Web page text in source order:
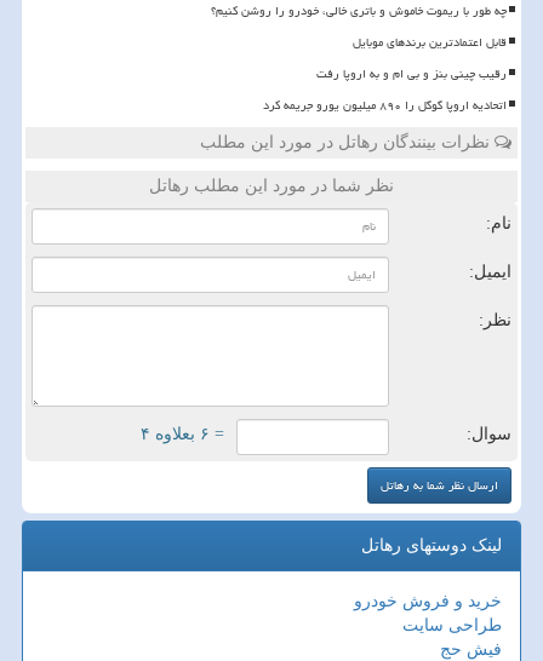
چه طور با ریموت خاموش و باتری خالی، خودرو را روشن کنیم؟
قابل اعتمادترین برندهای موبایل
رقیب چینی بنز و بی ام و به اروپا رفت
اتحادیه اروپا گوگل را ۸۹۰ میلیون یورو جریمه کرد
نظرات بینندگان رهاتل در مورد این مطلب
نظر شما در مورد این مطلب رهاتل
نام:
ایمیل:
نظر:
سوال: = ۶ بعلاوه ۴
لینک دوستهای رهاتل
خرید و فروش خودرو
طراحی سایت
فیش حج